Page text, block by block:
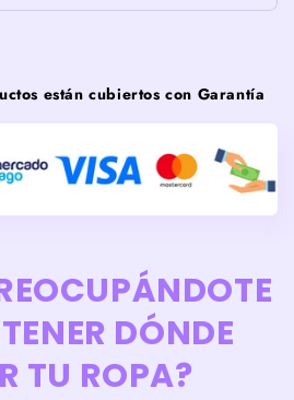
están cubiertos con Garantía
DÓNDE
TU ROPA?